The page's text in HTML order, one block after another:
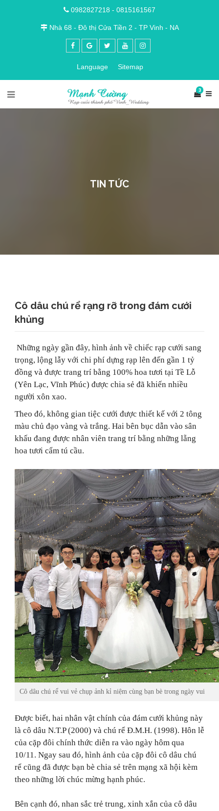
0982827218 - 0815161567
Nhà 68 - Đô thị Cửa Tiền 2 - TP Vinh - NA
Language Sitemap
3
TIN TỨC
Cô dâu chú rể rạng rỡ trong đám cưới
khủng
Những ngày gần đây, hình ảnh về chiếc rạp cưới sang
trọng, lộng lẫy với chi phí dựng rạp lên đến gần 1 tỷ
đồng và được trang trí bằng 100% hoa tươi tại Tề Lỗ
(Yên Lạc, Vĩnh Phúc) được chia sẻ đã khiến nhiều
người xôn xao.
Theo đó, không gian tiệc cưới được thiết kế với 2 tông
màu chủ đạo vàng và trắng. Hai bên bục dẫn vào sân
khấu đang được nhân viên trang trí bằng những lẵng
hoa tươi cẩm tú cầu.
Cô dâu chú rể vui vẻ chụp ảnh kỉ niệm cùng bạn bè trong ngày vui
Được biết, hai nhân vật chính của đám cưới khủng này
là cô dâu N.T.P (2000) và chú rể Đ.M.H. (1998). Hôn lễ
của cặp đôi chính thức diễn ra vào ngày hôm qua
10/11. Ngay sau đó, hình ảnh của cặp đôi cô dâu chú
rể cũng đã được bạn bè chia sẻ trên mạng xã hội kèm
theo những lời chúc mừng hạnh phúc.
Bên cạnh đó, nhan sắc trẻ trung, xinh xắn của cô dâu